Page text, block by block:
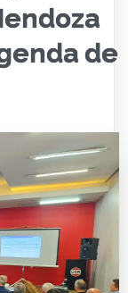
de